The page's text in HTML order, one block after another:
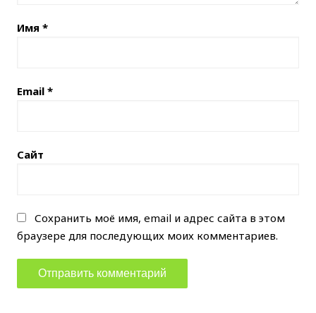
Имя *
Email *
Сайт
Сохранить моё имя, email и адрес сайта в этом
браузере для последующих моих комментариев.